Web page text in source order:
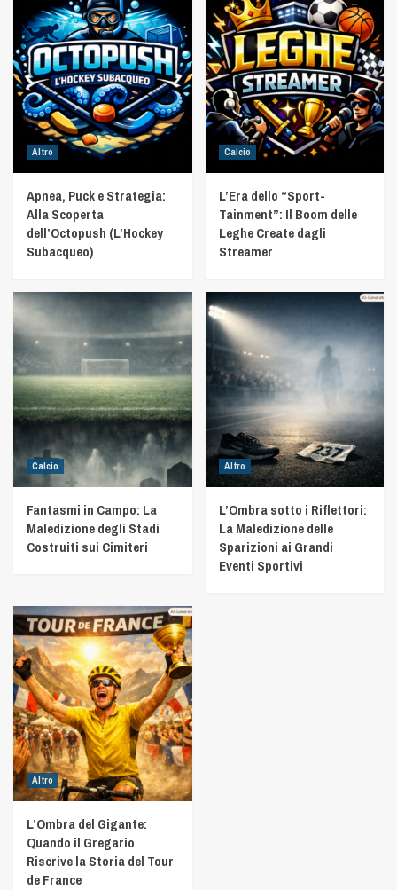
Altro
Apnea, Puck e Strategia:
Alla Scoperta
dell’Octopush (L’Hockey
Subacqueo)
Calcio
L’Era dello “Sport-
Tainment”: Il Boom delle
Leghe Create dagli
Streamer
Calcio
Fantasmi in Campo: La
Maledizione degli Stadi
Costruiti sui Cimiteri
Altro
L’Ombra sotto i Riflettori:
La Maledizione delle
Sparizioni ai Grandi
Eventi Sportivi
Altro
L’Ombra del Gigante:
Quando il Gregario
Riscrive la Storia del Tour
de France